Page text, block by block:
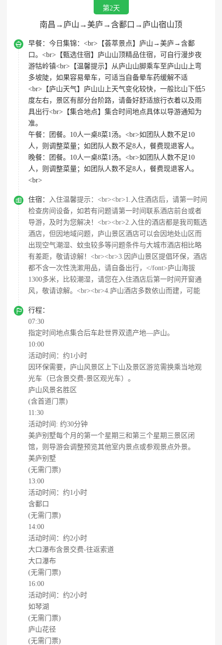
第2天
南昌→庐山→美庐→含鄱口→庐山宿山顶
 早餐： 今日集锦：<br>【荟萃景点】庐山→美庐→含鄱
口。<br>【甄选住宿】庐山山顶精品住宿，可自行漫步夜
游牯岭镇<br>【温馨提示】从庐山山脚乘车至庐山山上弯
多坡陡，如果容易晕车，可适当自备晕车药缓解不适
<br>【庐山天气】庐山山上天气变化较快，一般比山下低5
度左右，景区有部分台阶路，请备好舒适旅行衣着以及雨
具出行<br>【集合地点】集合时间地点具体以导游通知为
准。
午餐：
团餐。10人一桌8菜1汤。<br>如团队人数不足10
人，则调整菜量；如团队人数不足8人，餐费现退客人。
晚餐：
团餐。10人一桌8菜1汤。<br>如团队人数不足10
人，则调整菜量；如团队人数不足8人，餐费现退客人。
<br>
 住宿：
入住温馨提示：<br><br>1.入住酒店后，请第一时间
检查房间设备，如若有问题请第一时间联系酒店前台或者
导游，及时为您解决！<br><br>2.入住的酒店都是我司甄选
酒店，但因地域问题，庐山景区酒店可以会因地处山区而
出现空气潮湿、蚊虫较多等问题条件与大城市酒店相比略
有差距，敬请谅解！<br><br>3.因庐山景区提倡环保，酒店
都不含一次性洗漱用品，请自备出行，</font>庐山海拔
1300多米，比较潮湿，请您在入住酒店后第一时间开窗通
风，敬请谅解。<br><br>4.庐山酒店多数依山而建，可能

行程：
07:30
指定时间地点集合后车赴世界双遗产地—庐山。
10:00
活动时间：约1小时
因环保需要，庐山风景区上下山及景区游览需换乘当地观
光车（已含景交费-景区观光车）。
庐山风景名胜区
(含首道门票)
11:30
活动时间: 约30分钟
美庐别墅每个月的第一个星期三和第三个星期三景区闭
馆，则导游会调整预览其他室内景点或参观景点外景。
美庐别墅
(无需门票)
13:00
活动时间：约1小时
含鄱口
(无需门票)
14:00
活动时间：约2小时
大口瀑布含景交费-往返索道
大口瀑布
(无需门票)
16:00
活动时间：约2小时
如琴湖
(无需门票)
庐山花径
(无需门票)